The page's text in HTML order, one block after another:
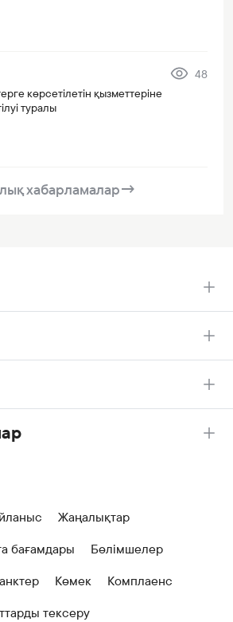
48
көрсетілетін қызметтеріне
туралы
хабарламалар→
Жаңалықтар
бағамдары
Бөлімшелер
Көмек
Комплаенс
тексеру